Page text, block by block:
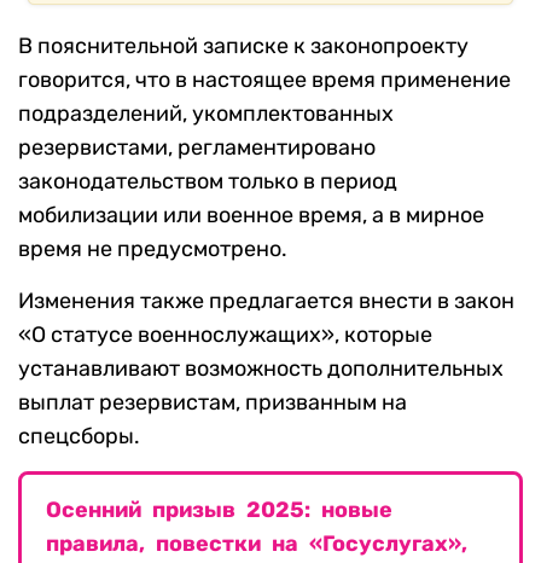
В пояснительной записке к законопроекту
говорится, что в настоящее время применение
подразделений, укомплектованных
резервистами, регламентировано
законодательством только в период
мобилизации или военное время, а в мирное
время не предусмотрено.
Изменения также предлагается внести в закон
«О статусе военнослужащих», которые
устанавливают возможность дополнительных
выплат резервистам, призванным на
спецсборы.
Осенний призыв 2025: новые
правила, повестки на «Госуслугах»,